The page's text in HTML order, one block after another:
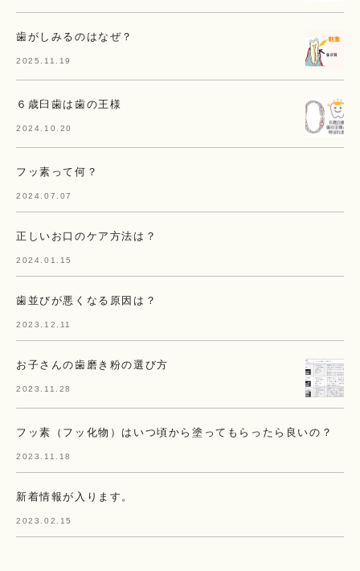
歯がしみるのはなぜ？
2025.11.19
６歳臼歯は歯の王様
2024.10.20
フッ素って何？
2024.07.07
正しいお口のケア方法は？
2024.01.15
歯並びが悪くなる原因は？
2023.12.11
お子さんの歯磨き粉の選び方
2023.11.28
フッ素（フッ化物）はいつ頃から塗ってもらったら良いの？
2023.11.18
新着情報が入ります。
2023.02.15